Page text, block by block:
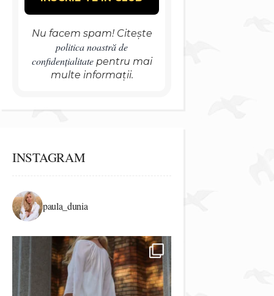
Nu facem spam! Citește
politica noastră de
confidențialitatepentru mai
multe informații.
INSTAGRAM
paula_dunia